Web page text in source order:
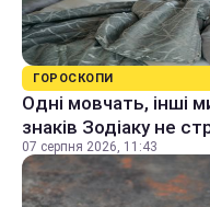
ГОРОСКОПИ
Одні мовчать, інші
знаків Зодіаку не
07 серпня 2026, 11:43